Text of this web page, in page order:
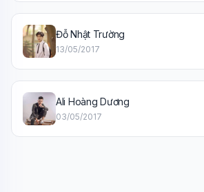
Đỗ Nhật Trường
13/05/2017
Ali Hoàng Dương
03/05/2017
Tôi là trợ lý AI của TuDienWiki.